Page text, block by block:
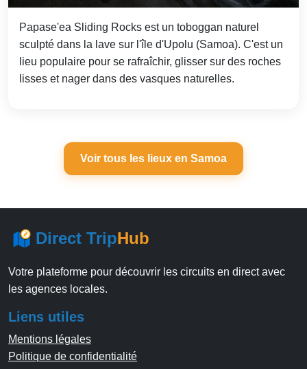
Papase'ea Sliding Rocks est un toboggan naturel
sculpté dans la lave sur l'île d'Upolu (Samoa). C'est un
lieu populaire pour se rafraîchir, glisser sur des roches
lisses et nager dans des vasques naturelles.
Voir tous les lieux en Samoa
Direct TripHub
Votre plateforme pour découvrir les circuits en direct avec
les agences locales.
Liens utiles
Mentions légales
Politique de confidentialité